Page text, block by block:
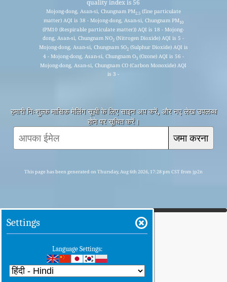
quality index is 56
Mojong-dong, Asan-si, Chungnam PM2.5(fine particulate
matter) AQI is 38 - Mojong-dong, Asan-si, Chungnam PM10
(PM10 (Respirable particulate matter)) AQI is 18 - Mojong-
dong, Asan-si, Chungnam NO2 (Nitrogen Dioxide) AQI is 5 -
Mojong-dong, Asan-si, Chungnam SO2(Sulphur Dioxide) AQI is
4 - Mojong-dong, Asan-si, Chungnam O3(Ozone) AQI is 56 -
Mojong-dong, Asan-si, Chungnam CO (Carbon Monoxide) AQI
is 3 -
हमारी निःशुल्क मासिक मेलिंग सूची के लिए साइन अप करें, और नए लेख उपलब्ध
होने पर सूचित करें।
जमा करना
This page has been generated on Thursday, Aug 6th 2026, 17:28 pm CST from jp2n
Settings
Language Settings: